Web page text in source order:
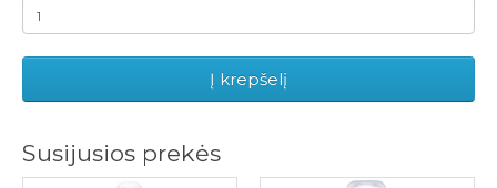
Į krepšelį
Susijusios prekės